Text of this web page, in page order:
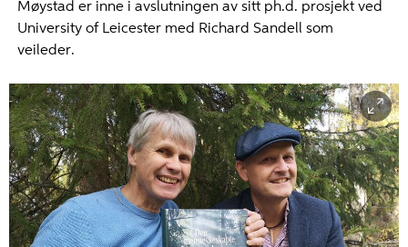
Møystad er inne i avslutningen av sitt ph.d. prosjekt ved
University of Leicester med Richard Sandell som
veileder.